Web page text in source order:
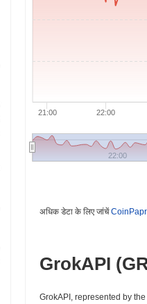
21:00 22:00
22:00
अधिक डेटा के लिए जांचें
GrokAPI
GrokAPI, represented by